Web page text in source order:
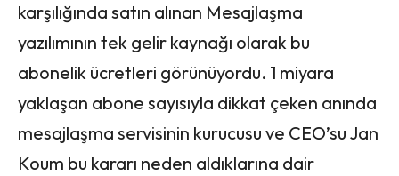
karşılığında satın alınan Mesajlaşma
yazılımının tek gelir kaynağı olarak bu
abonelik ücretleri görünüyordu. 1 miyara
yaklaşan abone sayısıyla dikkat çeken anında
mesajlaşma servisinin kurucusu ve CEO’su Jan
Koum bu kararı neden aldıklarına dair